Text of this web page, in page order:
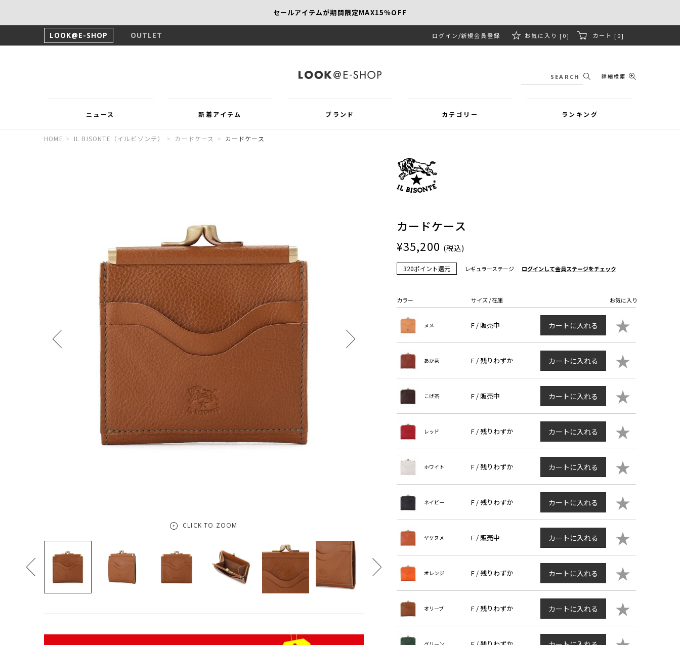
セールアイテムが期間限定MAX15％OFF
LOOK@E-SHOP OUTLET ログイン 新規会員登録 お気に入り [0] カート [0]
詳細検索
ニュース 新着アイテム ブランド カテゴリー ランキング
HOME > IL BISONTE（イルビゾンテ） > カードケース > カードケース
CLICK TO ZOOM
カードケース
¥35,200 (税込)
320ポイント還元 レギュラーステージ ログインして会員ステージをチェック
カラー サイズ / 在庫 お気に入り
ヌメ F / 販売中 カートに入れる ★
あか茶 F /残りわずか カートに入れる ★
こげ茶 F / 販売中 カートに入れる ★
レッド F /残りわずか カートに入れる ★
ホワイト F /残りわずか カートに入れる ★
ネイビー F /残りわずか カートに入れる ★
ヤケヌメ F / 販売中 カートに入れる ★
オレンジ F /残りわずか カートに入れる ★
オリーブ F /残りわずか カートに入れる ★